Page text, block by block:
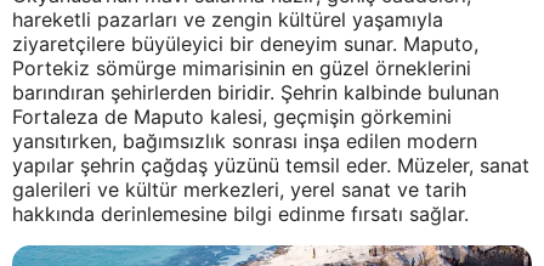
hareketli pazarları ve zengin kültürel yaşamıyla
ziyaretçilere büyüleyici bir deneyim sunar. Maputo,
Portekiz sömürge mimarisinin en güzel örneklerini
barındıran şehirlerden biridir. Şehrin kalbinde bulunan
Fortaleza de Maputo kalesi, geçmişin görkemini
yansıtırken, bağımsızlık sonrası inşa edilen modern
yapılar şehrin çağdaş yüzünü temsil eder. Müzeler, sanat
galerileri ve kültür merkezleri, yerel sanat ve tarih
hakkında derinlemesine bilgi edinme fırsatı sağlar.